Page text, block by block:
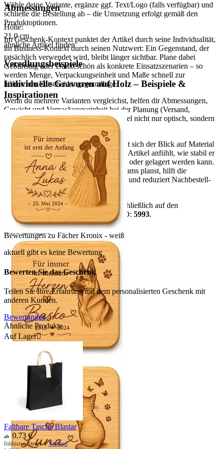
Wähle deine Variante, ergänze ggf. Text/Logo (falls verfügbar) und
schließe die Bestellung ab – die Umsetzung erfolgt gemäß den
Produktoptionen.
Im Geschenk-Kontext punktet der Artikel durch seine Individualität,
im Business-Kontext durch seinen Nutzwert: Ein Gegenstand, der
tatsächlich verwendet wird, bleibt länger sichtbar. Plane dabei
Geburtstag oder Dankeschön als konkrete Einsatzszenarien – so
werden Menge, Verpackungseinheit und Maße schnell zur
hilfreichen Entscheidungsgrundlage.
Wenn du mehrere Varianten vergleichst, helfen dir Abmessungen,
Gewicht und Verpackungseinheit bei der Planung (Versand,
Lagerung, Ausgabe). So passt der Artikel nicht nur optisch, sondern
auch organisatorisch in deinen Prozess.
Für eine sichere Kaufentscheidung lohnt sich der Blick auf Material
und Maße: Sie bestimmen, wie sich der Artikel anfühlt, wie stabil er
im Gebrauch ist und wie er transportiert oder gelagert werden kann.
Wenn du für mehrere Personen oder Teams planst, hilft die
Verpackungseinheit bei der Kalkulation und reduziert Nachbestell-
Risiken.
Hinweis:Alle Aussagen basieren ausschließlich auf den
vorhandenen Artikeldaten. Datensatz-ID: 5993.
mehr anzeigen
Abmessungen
Höhe:
21,0cm
ähnliche Artikel finden
Veredlungsbeispiele
Individuelle Gravuren auf Holz – Beispiele &
Inspirationen
Bewertungen zu Fächer Kronix - weiß
aktuell gibt es keine Bewertung
Bewerten Sie das Geschenk
Teilen Sie Ihre Erfahrung mit dem personalisierten Geschenk mit
anderen Kunden.
Bewertungen
Ähnliche Produkte
Auf Lager
Faltbare Tasche Blastar
ab 0.73 €
Inklusive Steuer +Versand